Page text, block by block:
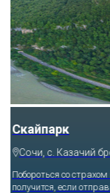
Скайпарк
Сочи, с. Казачий
Побороться со
получится, если